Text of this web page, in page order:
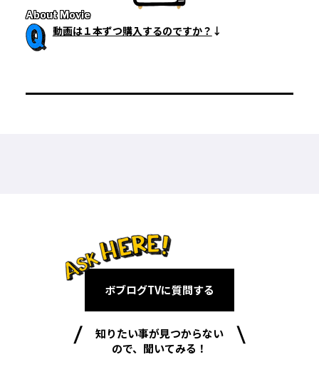
About Movie
動画は１本ずつ購入するのですか？
ボブログTVに質問する
知りたい事が見つからない
ので、聞いてみる！